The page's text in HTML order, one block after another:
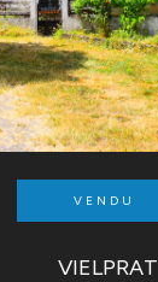
VENDU
VIELPRAT